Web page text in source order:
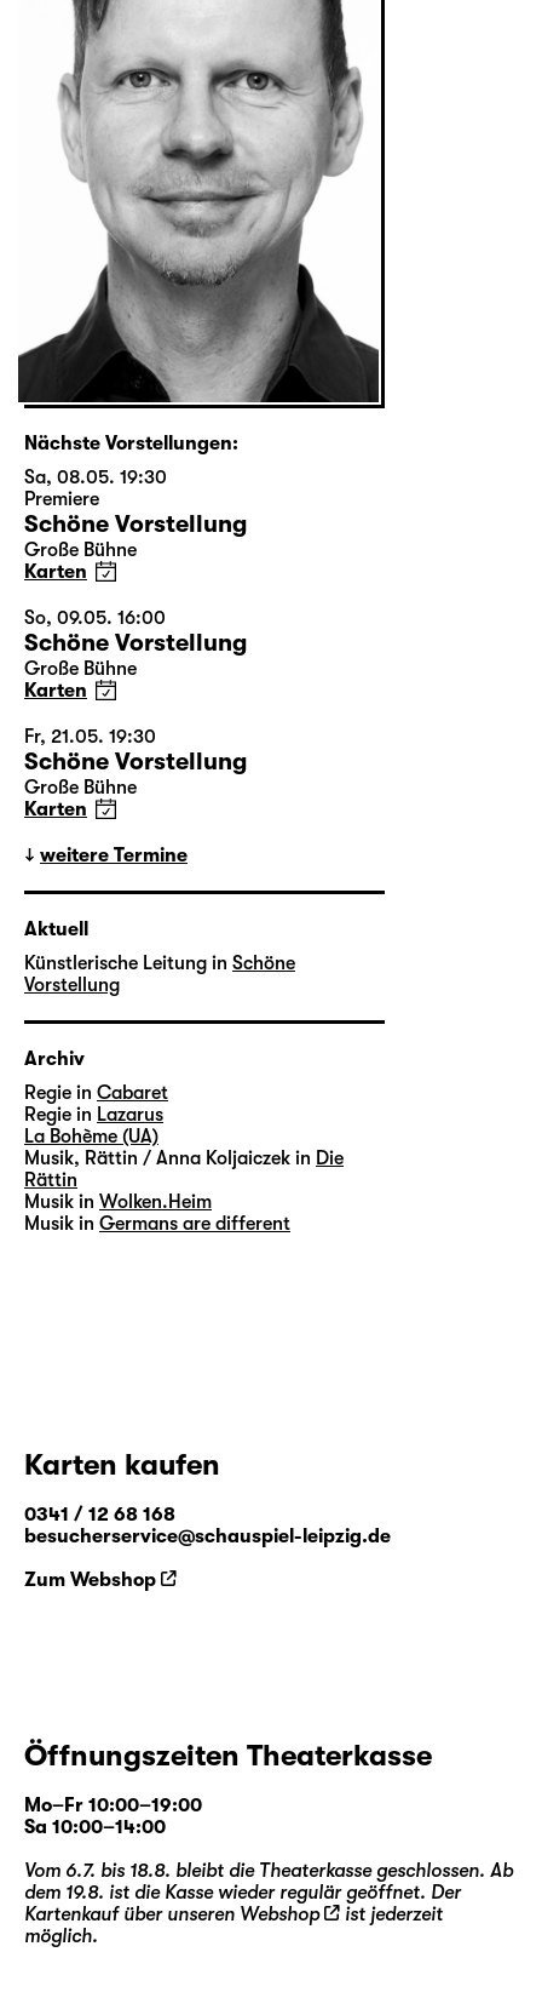
Nächste Vorstellungen:
Sa, 08.05. 19:30
Premiere
Schöne Vorstellung
Große Bühne
Karten
So, 09.05. 16:00
Schöne Vorstellung
Große Bühne
Karten
Fr, 21.05. 19:30
Schöne Vorstellung
Große Bühne
Karten
weitere Termine
Aktuell
Künstlerische Leitung in Schöne
Vorstellung
Archiv
Regie in Cabaret
Regie in Lazarus
La Bohème (UA)
Musik, Rättin / Anna Koljaiczek in Die
Rättin
Musik in Wolken.Heim
Musik in Germans are different
Karten kaufen
0341 / 12 68 168
besucherservice@schauspiel-leipzig.de
Zum Webshop
Öffnungszeiten Theaterkasse
Mo–Fr 10:00–19:00
Sa 10:00–14:00
Vom 6.7. bis 18.8. bleibt die Theaterkasse geschlossen. Ab
dem 19.8. ist die Kasse wieder regulär geöffnet. Der
Kartenkauf über unseren Webshop
ist jederzeit
möglich.